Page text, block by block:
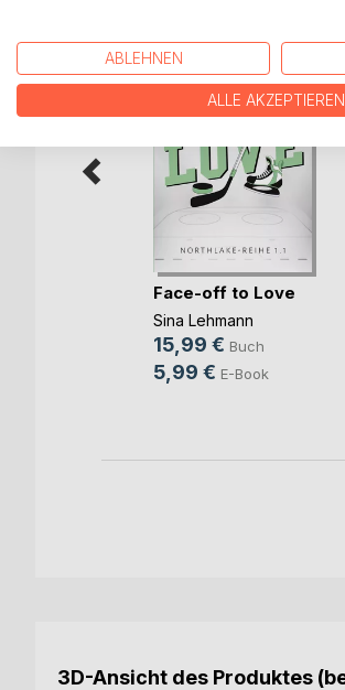
Face-off to Love
Sina Lehmann
15,99 € Buch
5,99 € E-Book
3D-Ansicht des Produktes
ABLEHNEN
ALLE AKZEPTIEREN